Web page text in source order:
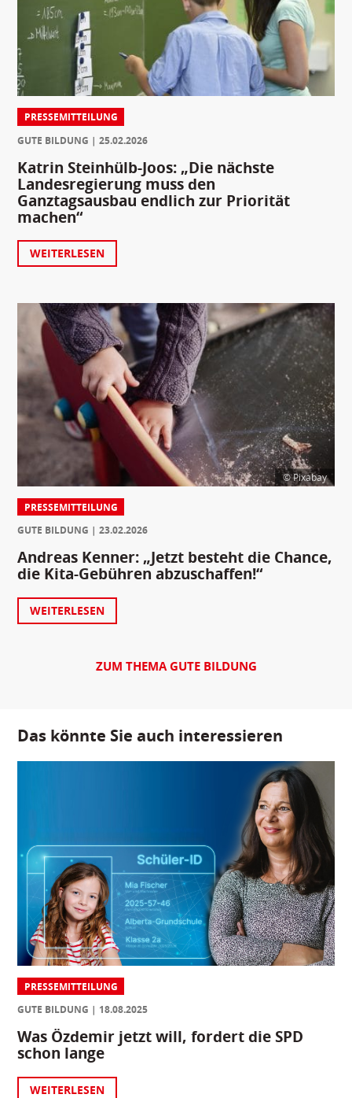
PRESSEMITTEILUNG
GUTE BILDUNG
25.02.2026
Katrin Steinhülb-Joos: „Die nächste
Landesregierung muss den
Ganztagsausbau endlich zur Priorität
machen“
WEITERLESEN
© Pixabay
PRESSEMITTEILUNG
GUTE BILDUNG
23.02.2026
Andreas Kenner: „Jetzt besteht die Chance,
die Kita-Gebühren abzuschaffen!“
WEITERLESEN
ZUM THEMA GUTE BILDUNG
Das könnte Sie auch interessieren
PRESSEMITTEILUNG
GUTE BILDUNG
18.08.2025
Was Özdemir jetzt will, fordert die SPD
schon lange
WEITERLESEN